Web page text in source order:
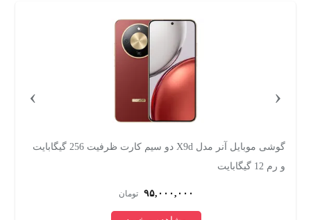
گوشی موبایل آنر مدل X9d دو سیم کارت ظرفیت 256 گیگابایت
و رم 12 گیگابایت
۹۵,۰۰۰,۰۰۰ تومان
‹
›